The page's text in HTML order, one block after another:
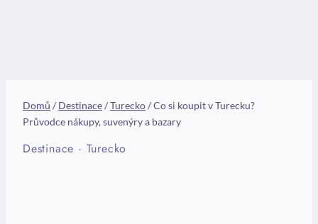
Domů / Destinace/Turecko/Co si koupit v Turecku?
Průvodce nákupy, suvenýry a bazary
Destinace · Turecko